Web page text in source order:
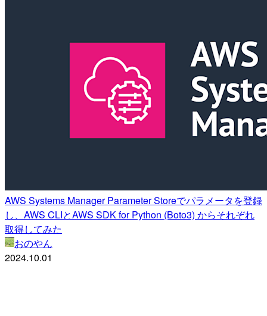
AWS Systems Manager Parameter Storeでパラメータを登録
し、AWS CLIとAWS SDK for Python (Boto3) からそれぞれ
取得してみた
おのやん
2024.10.01